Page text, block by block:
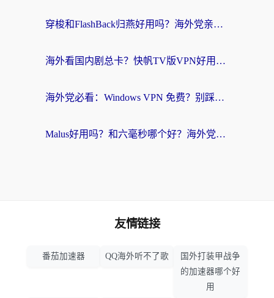
穿梭和FlashBack归燕好用吗？海外党亲测3款热门回国加速器，教你选对不踩坑
海外看国内剧总卡？快帆TV版VPN好用吗？和快滚VPN对比哪个回国效果更好？
海外党必看：Windows VPN 免费？别踩坑！教你选对好用的国内加速器无缝回国
Malus好用吗？和六毫秒哪个好？海外党选回国加速器的避坑指南
友情链接
番茄加速器 QQ海外听不了歌
国外打装甲战争
的加速器哪个好
用